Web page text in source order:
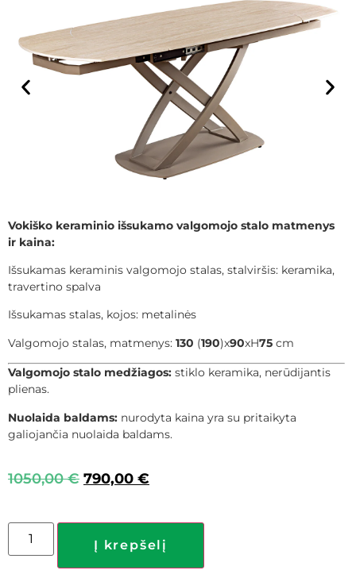
Vokiško keraminio išsukamo valgomojo stalo matmenys
ir kaina:
Išsukamas keraminis valgomojo stalas, stalviršis: keramika,
travertino spalva
Išsukamas stalas, kojos: metalinės
Valgomojo stalas, matmenys: 130 (190)x90xH75 cm
Valgomojo stalo medžiagos: stiklo keramika, nerūdijantis
plienas.
Nuolaida baldams: nurodyta kaina yra su pritaikyta
galiojančia nuolaida baldams.
1050,00€ 790,00 €
Į krepšelį